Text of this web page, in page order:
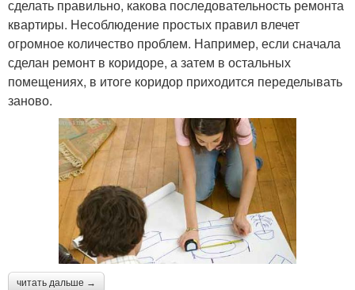
сделать правильно, какова последовательность ремонта
квартиры. Несоблюдение простых правил влечет
огромное количество проблем. Например, если сначала
сделан ремонт в коридоре, а затем в остальных
помещениях, в итоге коридор приходится переделывать
заново.
читать дальше →